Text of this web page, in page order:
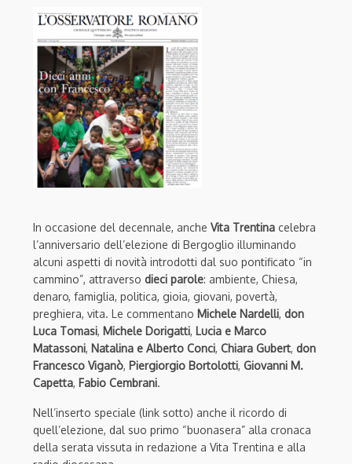
In occasione del decennale, anche Vita Trentina celebra
l’anniversario dell’elezione di Bergoglio illuminando
alcuni aspetti di novità introdotti dal suo pontificato “in
cammino”, attraverso dieci parole: ambiente, Chiesa,
denaro, famiglia, politica, gioia, giovani, povertà,
preghiera, vita. Le commentano Michele Nardelli, don
Luca Tomasi, Michele Dorigatti, Lucia e Marco
Matassoni, Natalina e Alberto Conci, Chiara Gubert, don
Francesco Viganò, Piergiorgio Bortolotti, Giovanni M.
Capetta, Fabio Cembrani.
Nell’inserto speciale (link sotto) anche il ricordo di
quell’elezione, dal suo primo “buonasera” alla cronaca
della serata vissuta in redazione a Vita Trentina e alla